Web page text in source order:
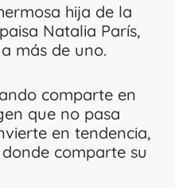
hija de la
Natalia París,
más de uno.
comparte en
que no pasa
en tendencia,
comparte su